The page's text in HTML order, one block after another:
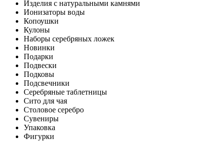
Изделия с натуральными камнями
Ионизаторы воды
Копоушки
Кулоны
Наборы серебряных ложек
Новинки
Подарки
Подвески
Подковы
Подсвечники
Серебряные таблетницы
Сито для чая
Столовое серебро
Сувениры
Упаковка
Фигурки